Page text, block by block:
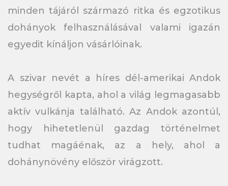
minden tájáról származó ritka és egzotikus
dohányok felhasználásával valami igazán
egyedit kínáljon vásárlóinak.
A szivar nevét a híres dél-amerikai Andok
hegységről kapta, ahol a világ legmagasabb
aktív vulkánja található. Az Andok azontúl,
hogy hihetetlenül gazdag történelmet
tudhat magáénak, az a hely, ahol a
dohánynövény először virágzott.